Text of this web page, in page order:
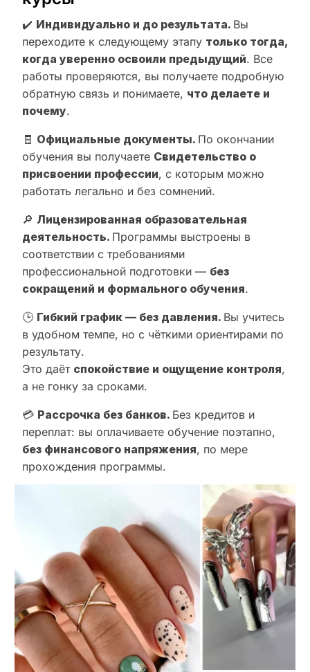
✔️ Индивидуально и до результата. Вы
переходите к следующему этапу только тогда,
когда уверенно освоили предыдущий. Все
работы проверяются, вы получаете подробную
обратную связь и понимаете, что делаете и
почему.
🧾 Официальные документы. По окончании
обучения вы получаете Свидетельство о
присвоении профессии, с которым можно
работать легально и без сомнений.
🔎 Лицензированная образовательная
деятельность. Программы выстроены в
соответствии с требованиями
профессиональной подготовки — без
сокращений и формального обучения.
🕒 Гибкий график — без давления. Вы учитесь
в удобном темпе, но с чёткими ориентирами по
результату.
Это даёт спокойствие и ощущение контроля,
а не гонку за сроками.
💳 Рассрочка без банков. Без кредитов и
переплат: вы оплачиваете обучение поэтапно,
без финансового напряжения, по мере
прохождения программы.